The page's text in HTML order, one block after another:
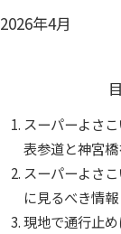
2026年4月
スーパーよさ
表参道と神宮
スーパーよさ
に見るべき情報
現地で通行止